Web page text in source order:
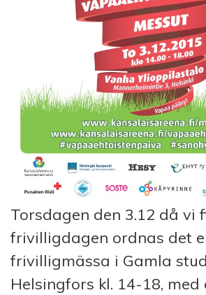
Torsdagen den 3.12 då vi
frivilligdagen ordnas det
frivilligmässa i Gamla
Helsingfors kl. 14-18, med